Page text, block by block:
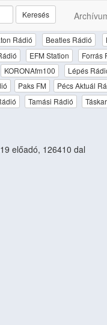
Keresés
Rádió Beatles Rádió
EFM Station Forrás
KORONAfm100 Lépés
Paks FM Pécs Aktuál
Tamási Rádió
előadó, 126410 dal